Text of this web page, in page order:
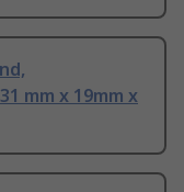
mm x 19mm x